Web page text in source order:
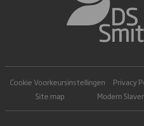
Cookie Voorkeursinstellingen Privacy
Site map
Modern